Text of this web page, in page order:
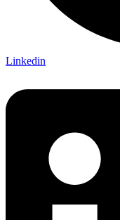
Linkedin